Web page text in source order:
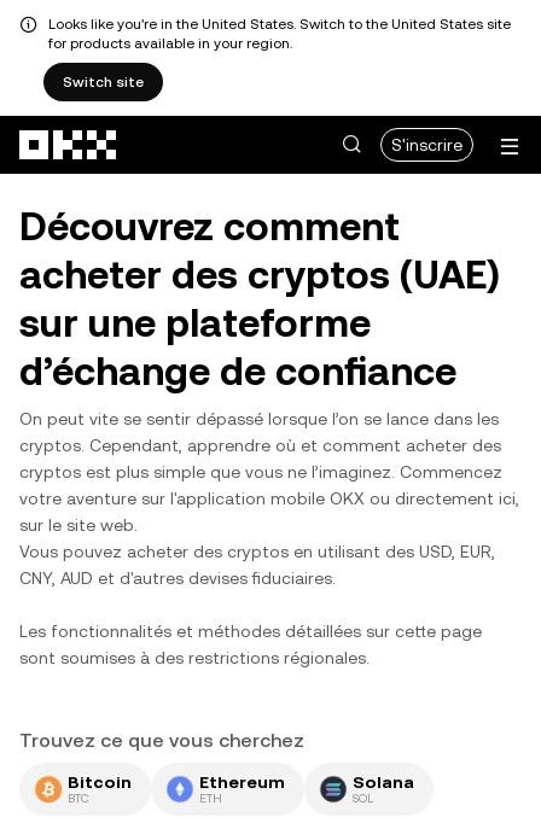
Looks like you're in the United States. Switch to the United States site
for products available in your region.
Switch site
S'inscrire
Découvrez comment
acheter des cryptos (UAE)
sur une plateforme
d’échange de confiance
On peut vite se sentir dépassé lorsque l’on se lance dans les
cryptos. Cependant, apprendre où et comment acheter des
cryptos est plus simple que vous ne l’imaginez. Commencez
votre aventure sur l'application mobile OKX ou directement ici,
sur le site web.
Vous pouvez acheter des cryptos en utilisant des USD, EUR,
CNY, AUD et d'autres devises fiduciaires.
Les fonctionnalités et méthodes détaillées sur cette page
sont soumises à des restrictions régionales.
Trouvez ce que vous cherchez
Bitcoin
BTC
Ethereum
ETH
Solana
SOL